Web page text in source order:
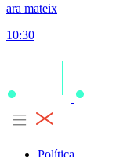
ara mateix
10:30
Política